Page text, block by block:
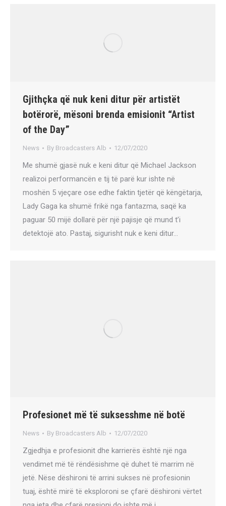
Gjithçka që nuk keni ditur për artistët
botërorë, mësoni brenda emisionit “Artist
of the Day”
News By Broadcasters Alb 12/07/2020
Me shumë gjasë nuk e keni ditur që Michael Jackson
realizoi performancën e tij të parë kur ishte në
moshën 5 vjeçare ose edhe faktin tjetër që këngëtarja,
Lady Gaga ka shumë frikë nga fantazma, saqë ka
paguar 50 mijë dollarë për një pajisje që mund t’i
detektojë ato. Pastaj, sigurisht nuk e keni ditur…
Profesionet më të suksesshme në botë
News By Broadcasters Alb 12/07/2020
Zgjedhja e profesionit dhe karrierës është një nga
vendimet më të rëndësishme që duhet të marrim në
jetë. Nëse dëshironi të arrini sukses në profesionin
tuaj, është mirë të eksploroni se çfarë dëshironi vërtet